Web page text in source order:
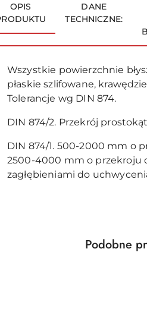
OPIS
DANE
TECHNICZNE:
Wszystkie powierzchnie
płaskie szlifowane,
Tolerancje wg DIN 874.
DIN 874/2. Przekrój
DIN 874/1. 500-2000 mm o
2500-4000 mm o przekroju
zagłębieniami do
Pomiń karuzelęProdukty
Podobne